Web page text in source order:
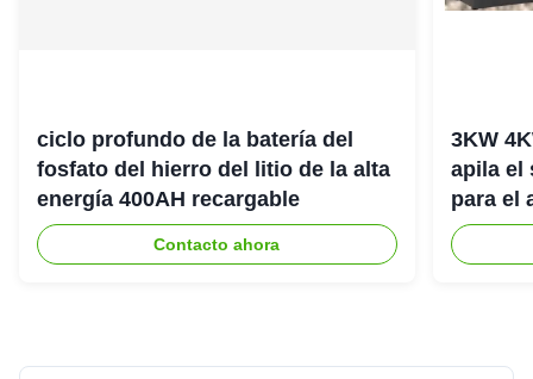
ciclo profundo de la batería del
fosfato del hierro del litio de la alta
energía 400AH recargable
Contacto ahora
3KW
apila el
para el
del